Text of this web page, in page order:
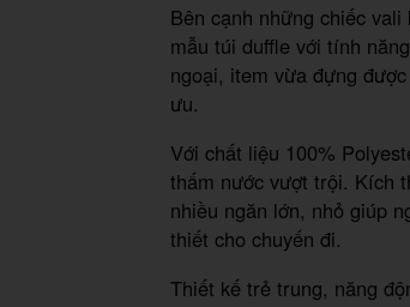
Bên cạnh những chiếc
mẫu túi duffle với tính
ngoại, item vừa đựng
ưu.
Với chất liệu 100%
thấm nước vượt trội. Kích
nhiều ngăn lớn, nhỏ giúp
thiết cho chuyến đi.
Thiết kế trẻ trung, năng